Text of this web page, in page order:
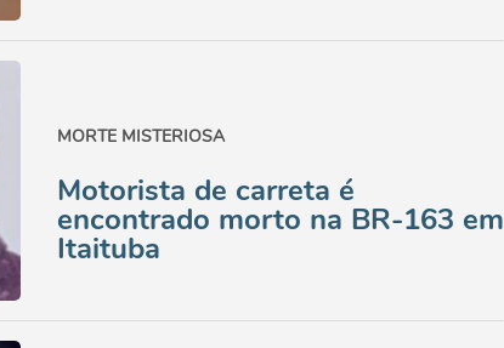
MORTE MISTERIOSA
Motorista de carreta é
encontrado morto na BR-163 em
Itaituba